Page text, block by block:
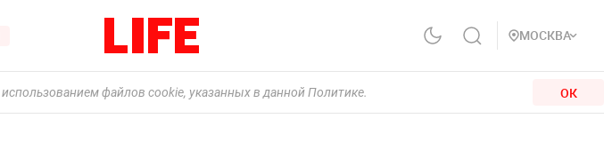
МОСКВА
использованием файлов cookie, указанных в данной Политике. ОК